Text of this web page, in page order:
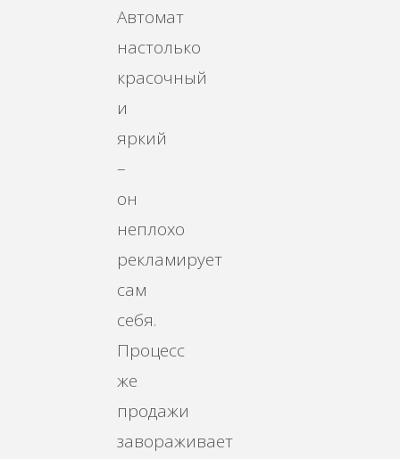
Автомат
настолько
красочный
и
яркий
–
он
неплохо
рекламирует
сам
себя.
Процесс
же
продажи
завораживает